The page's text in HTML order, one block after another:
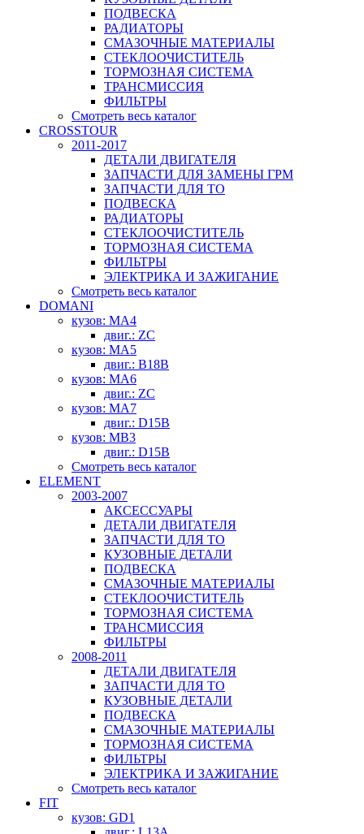
ПОДВЕСКА
РАДИАТОРЫ
СМАЗОЧНЫЕ МАТЕРИАЛЫ
СТЕКЛООЧИСТИТЕЛЬ
ТОРМОЗНАЯ СИСТЕМА
ТРАНСМИССИЯ
ФИЛЬТРЫ
Смотреть весь каталог
CROSSTOUR
2011-2017
ДЕТАЛИ ДВИГАТЕЛЯ
ЗАПЧАСТИ ДЛЯ ЗАМЕНЫ ГРМ
ЗАПЧАСТИ ДЛЯ ТО
ПОДВЕСКА
РАДИАТОРЫ
СТЕКЛООЧИСТИТЕЛЬ
ТОРМОЗНАЯ СИСТЕМА
ФИЛЬТРЫ
ЭЛЕКТРИКА И ЗАЖИГАНИЕ
Смотреть весь каталог
DOMANI
кузов: MA4
двиг.: ZC
кузов: MA5
двиг.: B18B
кузов: MA6
двиг.: ZC
кузов: MA7
двиг.: D15B
кузов: MB3
двиг.: D15B
Смотреть весь каталог
ELEMENT
2003-2007
АКСЕССУАРЫ
ДЕТАЛИ ДВИГАТЕЛЯ
ЗАПЧАСТИ ДЛЯ ТО
КУЗОВНЫЕ ДЕТАЛИ
ПОДВЕСКА
СМАЗОЧНЫЕ МАТЕРИАЛЫ
СТЕКЛООЧИСТИТЕЛЬ
ТОРМОЗНАЯ СИСТЕМА
ТРАНСМИССИЯ
ФИЛЬТРЫ
2008-2011
ДЕТАЛИ ДВИГАТЕЛЯ
ЗАПЧАСТИ ДЛЯ ТО
КУЗОВНЫЕ ДЕТАЛИ
ПОДВЕСКА
СМАЗОЧНЫЕ МАТЕРИАЛЫ
ТОРМОЗНАЯ СИСТЕМА
ФИЛЬТРЫ
ЭЛЕКТРИКА И ЗАЖИГАНИЕ
Смотреть весь каталог
FIT
кузов: GD1